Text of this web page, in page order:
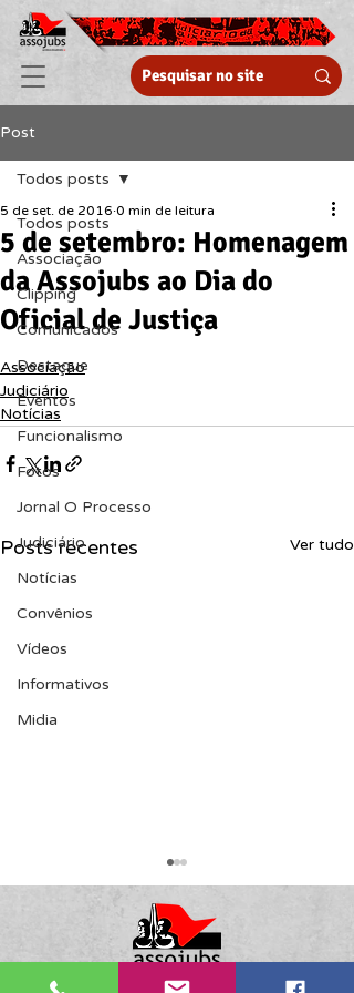
Post
Todos posts
Associação
Clipping
Comunicados
Destaque
Eventos
Funcionalismo
Fotos
Jornal O Processo
Judiciário
Notícias
Convênios
Vídeos
Informativos
Midia
Todos posts
5 de setembro: Homenagem
da Assojubs ao Dia do
Oficial de Justiça
5 de set. de 2016 0 min de leitura
Associação
Judiciário
Notícias
Posts recentes Ver tudo